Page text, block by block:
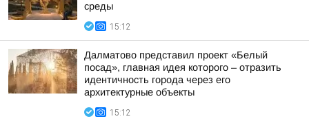
среды
15:12
Далматово представил проект «Белый
посад», главная идея которого – отразить
идентичность города через его
архитектурные объекты
15:12